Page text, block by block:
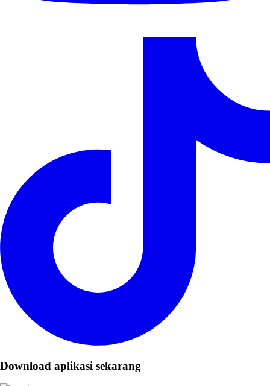
Download aplikasi sekarang